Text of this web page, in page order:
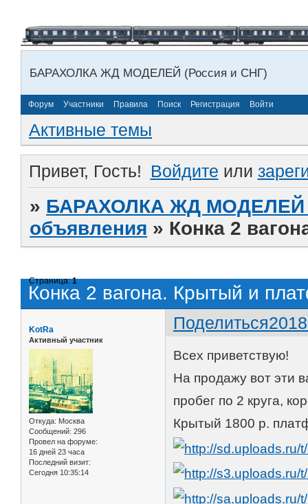
БАРАХОЛКА ЖД МОДЕЛЕЙ (Россия и СНГ)
Форум Участники Правила Поиск Регистрация Войти
Активные темы
Привет, Гость! Войдите или
» БАРАХОЛКА ЖД МОДЕЛЕЙ
объявления » Конка 2
Конка 2 вагона. Крытый и
Страница:1
Поделиться
KotRa
Активный участник
Откуда: Москва
Сообщений: 296
Провел на форуме:
16 дней 23 часа
Последний визит:
Сегодня 10:35:14
Всех приветствую!
На продажу вот эти
пробег по 2 круга,
Крытый 1800 р.